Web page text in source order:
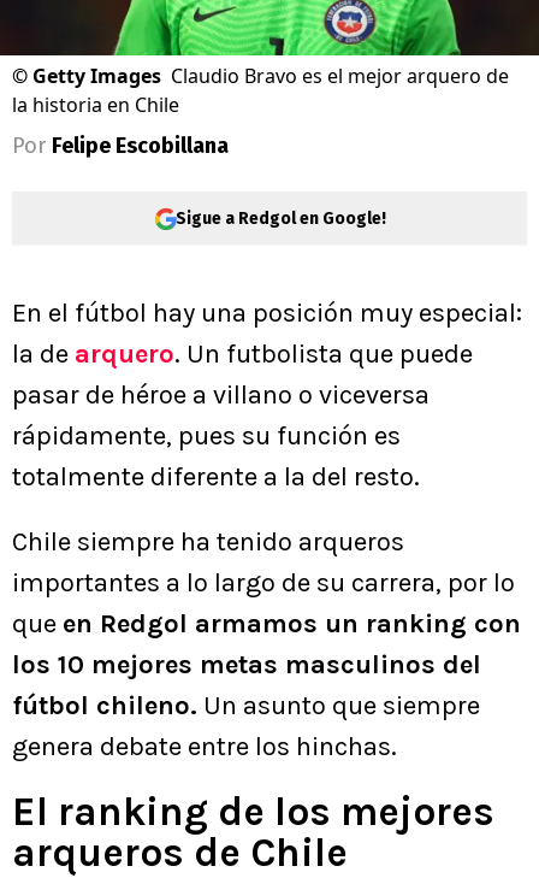
© Getty Images Claudio Bravo es el mejor arquero de
la historia en Chile
Por Felipe Escobillana
Sigue a Redgol en Google!
En el fútbol hay una posición muy especial:
la de arquero. Un futbolista que puede
pasar de héroe a villano o viceversa
rápidamente, pues su función es
totalmente diferente a la del resto.
Chile siempre ha tenido arqueros
importantes a lo largo de su carrera, por lo
que en Redgol armamos un ranking con
los 10 mejores metas masculinos del
fútbol chileno. Un asunto que siempre
genera debate entre los hinchas.
El ranking de los mejores
arqueros de Chile